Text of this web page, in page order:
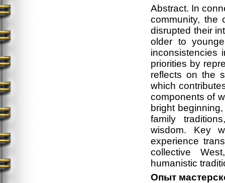
Abstract. In
community, the
disrupted their
older to
inconsistencies
priorities by
reflects on the
which
components of
bright
family
wisdom. Key
experience
collective
humanistic
Опыт